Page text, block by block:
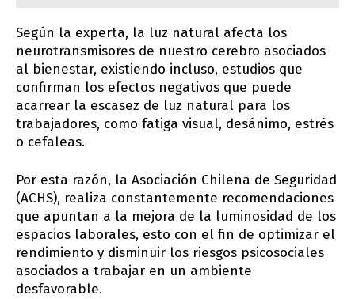
Según la experta, la luz natural afecta los
neurotransmisores de nuestro cerebro asociados
al bienestar, existiendo incluso, estudios que
confirman los efectos negativos que puede
acarrear la escasez de luz natural para los
trabajadores, como fatiga visual, desánimo, estrés
o cefaleas.
Por esta razón, la Asociación Chilena de Seguridad
(ACHS), realiza constantemente recomendaciones
que apuntan a la mejora de la luminosidad de los
espacios laborales, esto con el fin de optimizar el
rendimiento y disminuir los riesgos psicosociales
asociados a trabajar en un ambiente
desfavorable.